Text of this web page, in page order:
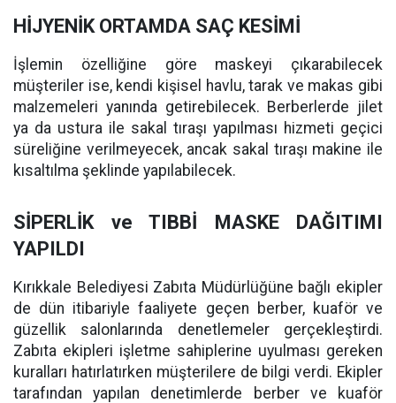
HİJYENİK ORTAMDA SAÇ KESİMİ
İşlemin özelliğine göre maskeyi çıkarabilecek
müşteriler ise, kendi kişisel havlu, tarak ve makas gibi
malzemeleri yanında getirebilecek. Berberlerde jilet
ya da ustura ile sakal tıraşı yapılması hizmeti geçici
süreliğine verilmeyecek, ancak sakal tıraşı makine ile
kısaltılma şeklinde yapılabilecek.
SİPERLİK ve TIBBİ MASKE DAĞITIMI
YAPILDI
Kırıkkale Belediyesi Zabıta Müdürlüğüne bağlı ekipler
de dün itibariyle faaliyete geçen berber, kuaför ve
güzellik salonlarında denetlemeler gerçekleştirdi.
Zabıta ekipleri işletme sahiplerine uyulması gereken
kuralları hatırlatırken müşterilere de bilgi verdi. Ekipler
tarafından yapılan denetimlerde berber ve kuaför